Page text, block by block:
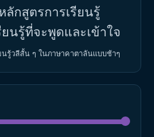
ลักสูตรการเรียนรู้
ยนรู้ที่จะพูดและเข้าใจ
นรู้วลีสั้น ๆ ในภาษาคาตาลันแบบช้าๆ